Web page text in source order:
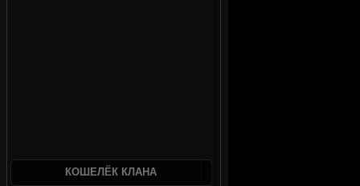
КОШЕЛЁК КЛАНА